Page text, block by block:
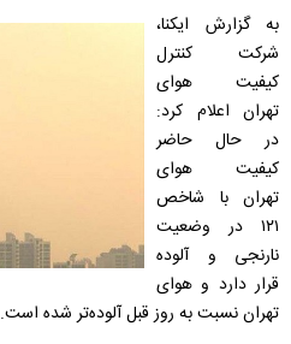
به گزارش ایکنا،
شرکت کنترل
کیفیت هوای
تهران اعلام کرد:
در حال حاضر
کیفیت هوای
تهران با شاخص
۱۲۱ در وضعیت
نارنجی و آلوده
قرار دارد و هوای
تهران نسبت به روز قبل آلوده‌تر شده است.